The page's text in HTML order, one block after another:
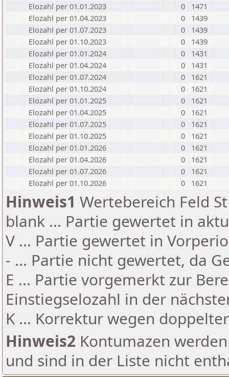
Elozahl per 01.01.2023
0
1471
Elozahl per 01.04.2023
0
1439
Elozahl per 01.07.2023
0
1439
Elozahl per 01.10.2023
0
1439
Elozahl per 01.01.2024
0
1431
Elozahl per 01.04.2024
0
1431
Elozahl per 01.07.2024
0
1621
Elozahl per 01.10.2024
0
1621
Elozahl per 01.01.2025
0
1621
Elozahl per 01.04.2025
0
1621
Elozahl per 01.07.2025
0
1621
Elozahl per 01.10.2025
0
1621
Elozahl per 01.01.2026
0
1621
Elozahl per 01.04.2026
0
1621
Elozahl per 01.07.2026
0
1621
Elozahl per 01.10.2026
0 1621
Hinweis1 Wertebereich Feld
blank ... Partie gewertet in
V ... Partie gewertet in
- ... Partie nicht gewertet, da
E ... Partie vorgemerkt zur
Einstiegselozahl in der
K ... Korrektur wegen
Hinweis2 Kontumazen
und sind in der Liste nicht